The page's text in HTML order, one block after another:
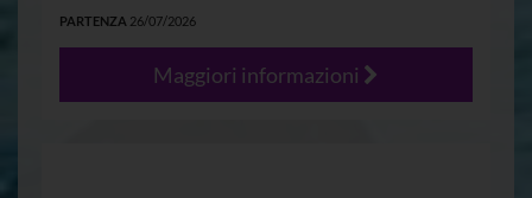
PARTENZA 26/07/2026
Maggiori informazioni